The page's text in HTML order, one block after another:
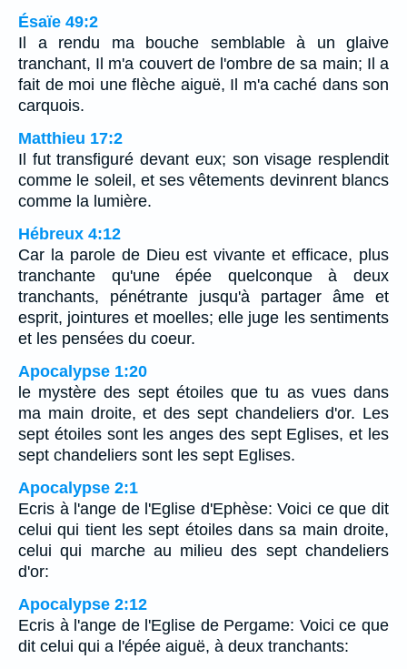
Ésaïe 49:2
Il a rendu ma bouche semblable à un glaive
tranchant, Il m'a couvert de l'ombre de sa main; Il a
fait de moi une flèche aiguë, Il m'a caché dans son
carquois.
Matthieu 17:2
Il fut transfiguré devant eux; son visage resplendit
comme le soleil, et ses vêtements devinrent blancs
comme la lumière.
Hébreux 4:12
Car la parole de Dieu est vivante et efficace, plus
tranchante qu'une épée quelconque à deux
tranchants, pénétrante jusqu'à partager âme et
esprit, jointures et moelles; elle juge les sentiments
et les pensées du coeur.
Apocalypse 1:20
le mystère des sept étoiles que tu as vues dans
ma main droite, et des sept chandeliers d'or. Les
sept étoiles sont les anges des sept Eglises, et les
sept chandeliers sont les sept Eglises.
Apocalypse 2:1
Ecris à l'ange de l'Eglise d'Ephèse: Voici ce que dit
celui qui tient les sept étoiles dans sa main droite,
celui qui marche au milieu des sept chandeliers
d'or:
Apocalypse 2:12
Ecris à l'ange de l'Eglise de Pergame: Voici ce que
dit celui qui a l'épée aiguë, à deux tranchants: